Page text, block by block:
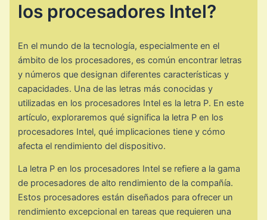
los procesadores Intel?
En el mundo de la tecnología, especialmente en el
ámbito de los procesadores, es común encontrar letras
y números que designan diferentes características y
capacidades. Una de las letras más conocidas y
utilizadas en los procesadores Intel es la letra P. En este
artículo, exploraremos qué significa la letra P en los
procesadores Intel, qué implicaciones tiene y cómo
afecta el rendimiento del dispositivo.
La letra P en los procesadores Intel se refiere a la gama
de procesadores de alto rendimiento de la compañía.
Estos procesadores están diseñados para ofrecer un
rendimiento excepcional en tareas que requieren una